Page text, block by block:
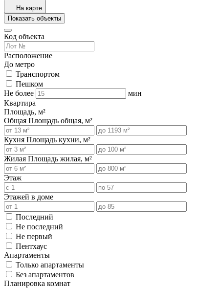
На карте
Показать объекты
Код объекта
Расположение
До метро
Транспортом
Пешком
Не более
мин
Квартира
Площадь, м²
Общая Площадь общая, м²
Кухня Площадь кухни, м²
Жилая Площадь жилая, м²
Этаж
Этажей в доме
Последний
Не последний
Не первый
Пентхаус
Апартаменты
Только апартаменты
Без апартаментов
Планировка комнат